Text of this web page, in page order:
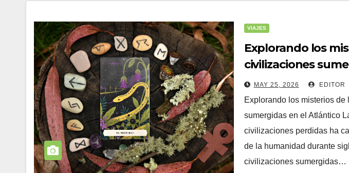
VIAJES
Explorando los
civilizaciones
Atlántico
MAY 25, 2026 EDITOR
Explorando los misterios
sumergidas en el Atlántico
civilizaciones perdidas ha
de la humanidad durante
civilizaciones sumergidas…